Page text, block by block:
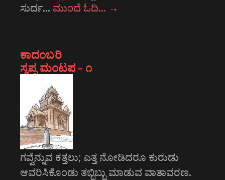
ಸುರ್ದ… ಮುಂದೆ ಓದಿ… →
ಕಾದಂಬರಿ
ಸ್ವಪ್ನ ಮಂಟಪ – ೧
ಗವ್ವೆನ್ನುವ ಕತ್ತಲು; ಎತ್ತ ನೋಡಿದರೂ ಕುರುಡು
ಆವರಿಸಿಕೊಂಡು ತಬ್ಬಿಬ್ಬು ಮಾಡುವ ವಾತಾವರಣ.